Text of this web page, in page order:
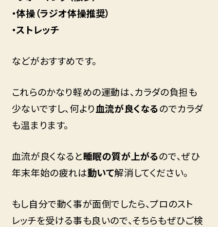
・体操（ラジオ体操推奨）
・ストレッチ
などがおすすめです。
これらのかなり軽めの運動は、カラダの負担も
少ないですし、何より血流が良くなるのでカラダ
も温まります。
血流が良くなると睡眠の質が上がるので、ぜひ
年末年始の疲れは動いて解消してください。
もし自分で動く事が面倒でしたら、プロのスト
レッチを受ける事も良いので、そちらもぜひご検